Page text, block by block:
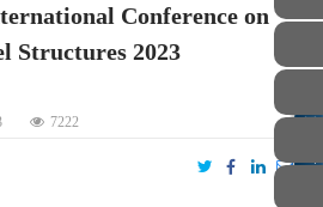
Conference on
Structures 2023
7222